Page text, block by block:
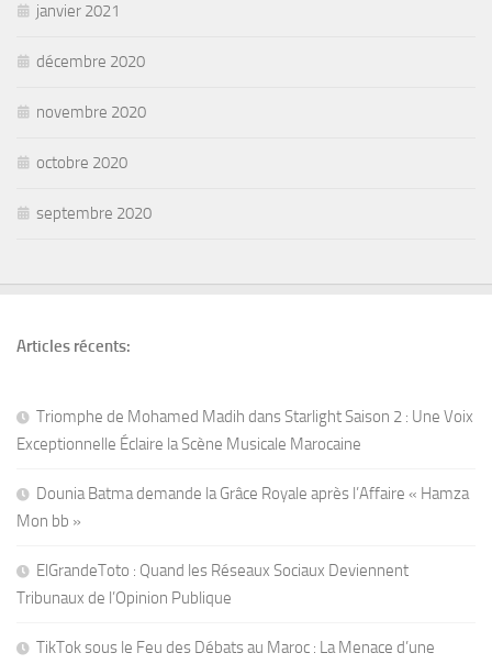
janvier 2021
décembre 2020
novembre 2020
octobre 2020
septembre 2020
Articles récents:
Triomphe de Mohamed Madih dans Starlight Saison 2 : Une Voix
Exceptionnelle Éclaire la Scène Musicale Marocaine
Dounia Batma demande la Grâce Royale après l’Affaire « Hamza
Mon bb »
ElGrandeToto : Quand les Réseaux Sociaux Deviennent
Tribunaux de l’Opinion Publique
TikTok sous le Feu des Débats au Maroc : La Menace d’une